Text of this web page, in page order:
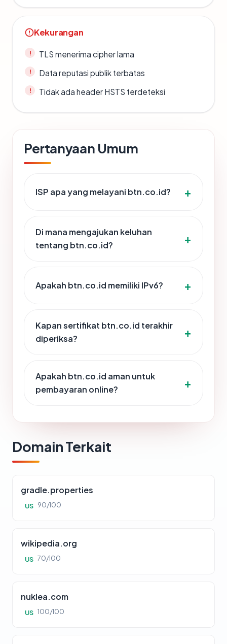
Kekurangan
TLS menerima cipher lama
Data reputasi publik terbatas
Tidak ada header HSTS terdeteksi
Pertanyaan Umum
ISP apa yang melayani btn.co.id?
Di mana mengajukan keluhan
tentang btn.co.id?
Apakah btn.co.id memiliki IPv6?
Kapan sertifikat btn.co.id terakhir
diperiksa?
Apakah btn.co.id aman untuk
pembayaran online?
Domain Terkait
gradle.properties
US 90/100
wikipedia.org
US 70/100
nuklea.com
US 100/100